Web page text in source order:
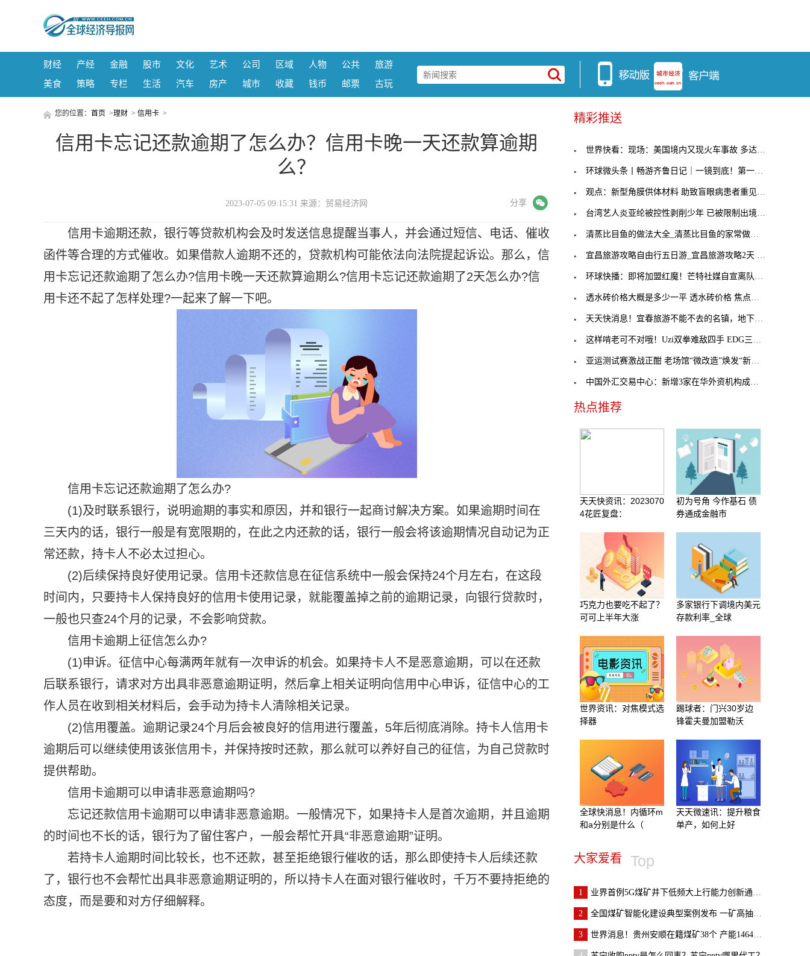
财经 产经 金融 股市 文化 艺术 公司 区域 人物 公共
旅游
美食
策略 专栏 生活 汽车 房产 城市 收藏 钱币 邮票 古玩
您的位置： 首页 >理财 > 信用卡 >
信用卡忘记还款逾期了怎么办？信用卡晚一天还款算逾期
么？
2023-07-05 09:15:31 来源：贸易经济网 分享
信用卡逾期还款，银行等贷款机构会及时发送信息提醒当事人，并会通过短信、电话、催收
函件等合理的方式催收。如果借款人逾期不还的，贷款机构可能依法向法院提起诉讼。那么，信
用卡忘记还款逾期了怎么办?信用卡晚一天还款算逾期么?信用卡忘记还款逾期了2天怎么办?信
用卡还不起了怎样处理?一起来了解一下吧。
信用卡忘记还款逾期了怎么办?
(1)及时联系银行，说明逾期的事实和原因，并和银行一起商讨解决方案。如果逾期时间在
三天内的话，银行一般是有宽限期的，在此之内还款的话，银行一般会将该逾期情况自动记为正
常还款，持卡人不必太过担心。
(2)后续保持良好使用记录。信用卡还款信息在征信系统中一般会保持24个月左右，在这段
时间内，只要持卡人保持良好的信用卡使用记录，就能覆盖掉之前的逾期记录，向银行贷款时，
一般也只查24个月的记录，不会影响贷款。
信用卡逾期上征信怎么办?
(1)申诉。征信中心每满两年就有一次申诉的机会。如果持卡人不是恶意逾期，可以在还款
后联系银行，请求对方出具非恶意逾期证明，然后拿上相关证明向信用中心申诉，征信中心的工
作人员在收到相关材料后，会手动为持卡人清除相关记录。
(2)信用覆盖。逾期记录24个月后会被良好的信用进行覆盖，5年后彻底消除。持卡人信用卡
逾期后可以继续使用该张信用卡，并保持按时还款，那么就可以养好自己的征信，为自己贷款时
提供帮助。
信用卡逾期可以申请非恶意逾期吗?
忘记还款信用卡逾期可以申请非恶意逾期。一般情况下，如果持卡人是首次逾期，并且逾期
的时间也不长的话，银行为了留住客户，一般会帮忙开具“非恶意逾期”证明。
若持卡人逾期时间比较长，也不还款，甚至拒绝银行催收的话，那么即使持卡人后续还款
了，银行也不会帮忙出具非恶意逾期证明的，所以持卡人在面对银行催收时，千万不要持拒绝的
态度，而是要和对方仔细解释。
精彩推送
世界快看：现场：美国境内又现火车事故 多达29节车
环球微头条丨畅游齐鲁日记｜一镜到底！第一视角带你
观点：新型角膜供体材料 助致盲眼病患者重见光明
台湾艺人炎亚纶被控性剥削少年 已被限制出境出海
清蒸比目鱼的做法大全_清蒸比目鱼的家常做法-观天下
宜昌旅游攻略自由行五日游_宜昌旅游攻略2天 热门
环球快播：即将加盟红魔！芒特社媒自宣离队：感谢切
透水砖价格大概是多少一平 透水砖价格 焦点讯息
天天快消息！宜春旅游不能不去的名镇，地下遍布温泉
这样啃老可不对哦！Uzi双拳难敌四手 EDG三连胜遭到
亚运测试赛激战正酣 老场馆“微改造”焕发“新活力
中国外汇交易中心：新增3家在华外资机构成为债券通
热点推荐
天天快资讯：2023070
4花匠复盘：
初为号角 今作基石 债
券通成金融市
巧克力也要吃不起了？
可可上半年大涨
多家银行下调境内美元
存款利率_全球
世界资讯：对焦模式选
择器
踢球者：门兴30岁边
锋霍夫曼加盟勒沃
全球快消息！内循环m
和a分别是什么（
天天微速讯：提升粮食
单产，如何上好
大家爱看 Top
1 业界首例5G煤矿井下低频大上行能力创新通过验证
2 全国煤矿智能化建设典型案例发布 一矿高抽巷全断面
3 世界消息！贵州安顺在籍煤矿38个 产能1464万吨/年